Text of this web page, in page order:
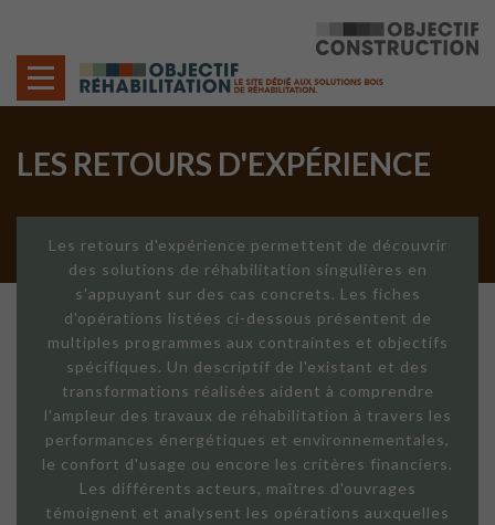
LES RETOURS D'EXPÉRIENCE
Les retours d'expérience permettent de découvrir
des solutions de réhabilitation singulières en
s'appuyant sur des cas concrets. Les fiches
d'opérations listées ci-dessous présentent de
multiples programmes aux contraintes et objectifs
spécifiques. Un descriptif de l'existant et des
transformations réalisées aident à comprendre
l'ampleur des travaux de réhabilitation à travers les
performances énergétiques et environnementales,
le confort d'usage ou encore les critères financiers.
Les différents acteurs, maîtres d'ouvrages
témoignent et analysent les opérations auxquelles